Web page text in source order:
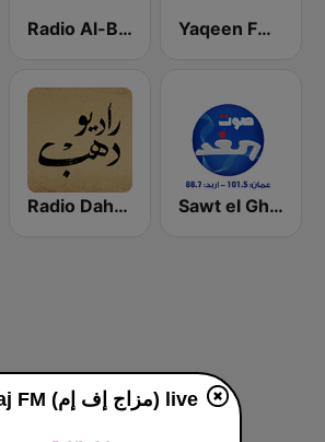
Radio Al-Balad 92.5 (راديو البلد) Yaqeen FM 103.7 (يقين)
Radio Dahab - راديو دهب Sawt el Ghad (صوت الغد)
Mazaj FM (مزاج إف إم) live